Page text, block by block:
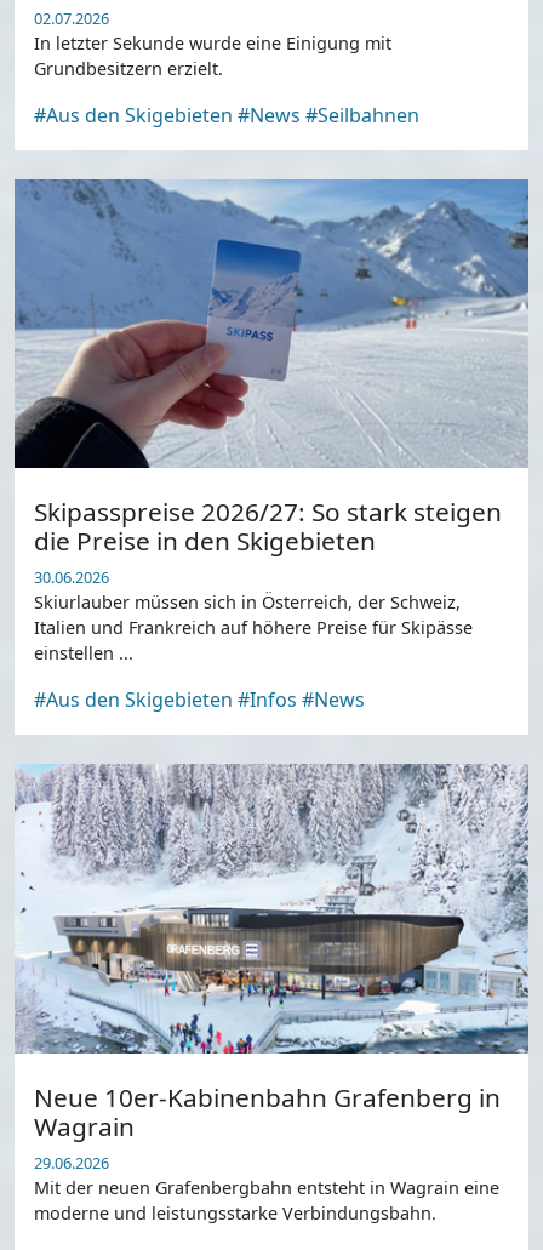
02.07.2026
In letzter Sekunde wurde eine Einigung mit
Grundbesitzern erzielt.
#Aus den Skigebieten #News #Seilbahnen
Skipasspreise 2026/27: So stark steigen
die Preise in den Skigebieten
30.06.2026
Skiurlauber müssen sich in Österreich, der Schweiz,
Italien und Frankreich auf höhere Preise für Skipässe
einstellen ...
#Aus den Skigebieten #Infos #News
Neue 10er-Kabinenbahn Grafenberg in
Wagrain
29.06.2026
Mit der neuen Grafenbergbahn entsteht in Wagrain eine
moderne und leistungsstarke Verbindungsbahn.